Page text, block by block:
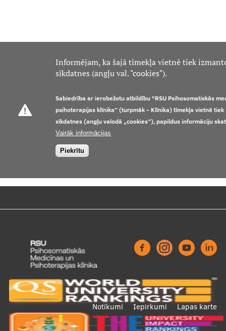
Footer
Notikumi Iepirkumi Lapas karte
Informējam, ka šajā tīmekļa vietnē tiek
sīkdatnes (angļu val. "cookies").
Sabiedrība ar ierobežotu atbildību "RSU Psihosomatiskās
psihoterapijas klīnika” (turpmāk – Klīnika) tīmekļa vietnē tiek
sīkdatnes (angļu valodā „cookies”), papildus informāciju
Vairāk informācijas
Piekrītu